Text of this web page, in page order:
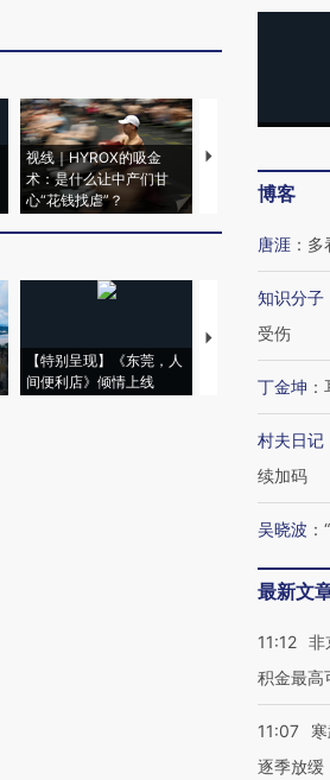
视线｜HYROX的吸金
术：是什么让中产们甘
心“花钱找虐”？
马航飞行员跨国走
粒摇头丸 尿检体内
【特别呈现】《东莞，人
间便利店》倾情上线
【推广】走进第四
会，让数智科技“
博客
唐涯 ： 多
知识分子
受伤
丁金坤 ：
村夫日记
续加码
吴晓波 ：
最新文
11:12 非
积金最
11:07
逐季放缓